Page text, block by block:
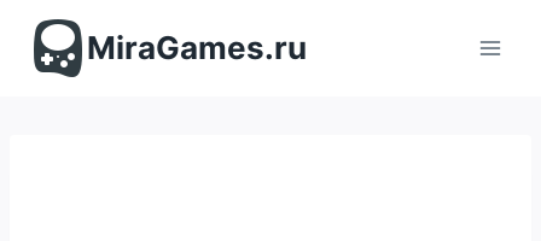
содержимомуMiraGames.ru